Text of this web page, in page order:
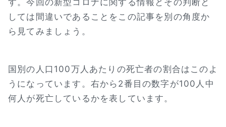
しては間違いであることをこの記事を別の角度か
ら見てみましょう。
国別の人口100万人あたりの死亡者の割合はこのよ
うになっています。右から2番目の数字が100人中
何人が死亡しているかを表しています。